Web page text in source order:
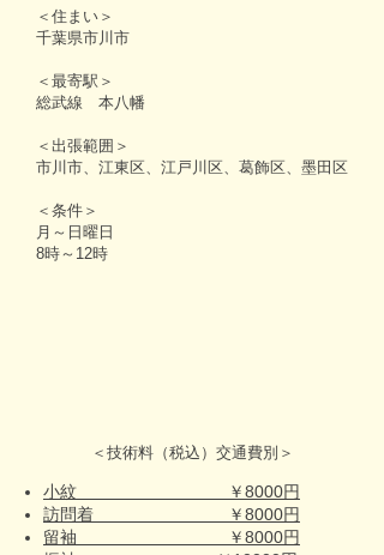
＜住まい＞
千葉県市川市
＜最寄駅＞
総武線 本八幡
＜出張範囲＞
市川市、江東区、江戸川区、葛飾区、墨田区
＜条件＞
月～日曜日
8時～12時
＜技術料（税込）交通費別＞
小紋 ￥8000円
訪問着 ￥8000円
留袖 ￥8000円